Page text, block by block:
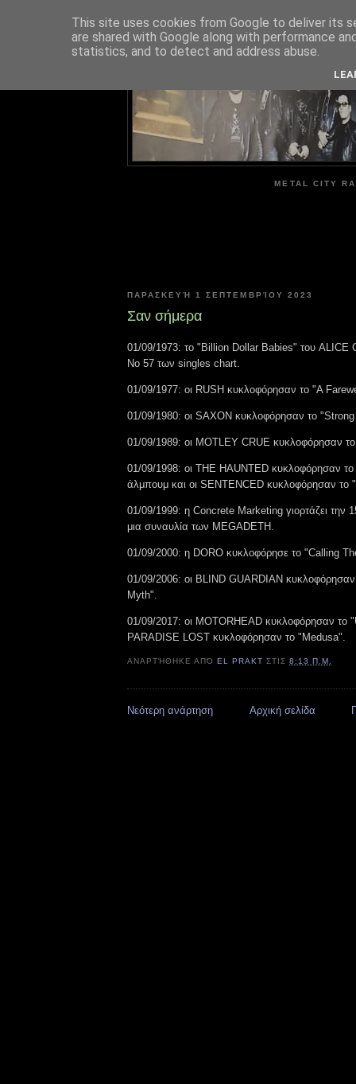
METAL CITY
ΠΑΡΑΣΚΕΥΉ 1 ΣΕΠΤΕΜΒΡΊΟΥ 2023
Σαν σήμερα
01/09/1973: το "Billion Dollar Babies" του ALICE
Νο 57 των singles chart.
01/09/1977: οι RUSH κυκλοφόρησαν το "A
01/09/1980: οι SAXON κυκλοφόρησαν το
01/09/1989: οι MOTLEY CRUE κυκλοφόρησαν
01/09/1998: οι THE HAUNTED κυκλοφόρησαν
άλμπουμ και οι SENTENCED κυκλοφόρησαν το
01/09/1999: η Concrete Marketing γιορτάζει την
μια συναυλία των MEGADETH.
01/09/2000: η DORO κυκλοφόρησε το "Calling
01/09/2006: οι BLIND GUARDIAN
Myth".
01/09/2017: οι MOTORHEAD κυκλοφόρησαν το
PARADISE LOST κυκλοφόρησαν το "Medusa".
ΑΝΑΡΤΉΘΗΚΕ ΑΠΌEL PRAKT ΣΤΙΣ8:13 Π.Μ.
Νεότερη ανάρτηση Αρχική σελίδα
This site uses cookies from Google to deliver its
are shared with Google along with performance
statistics, and to detect and address abuse.